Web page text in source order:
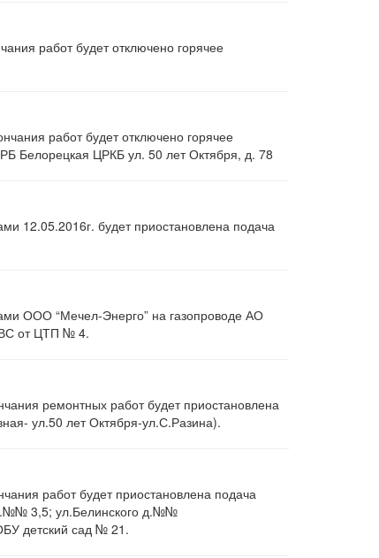
работ будет отключено горячее
работ будет отключено горячее
Белорецкая ЦРКБ ул. 50 лет Октября, д. 78
12.05.2016г. будет приостановлена подача
ООО “Мечел-Энерго” на газопроводе АО
от ЦТП № 4.
ремонтных работ будет приостановлена
ул.50 лет Октября-ул.С.Разина).
работ будет приостановлена подача
3,5; ул.Белинского д.№№
детский сад № 21.